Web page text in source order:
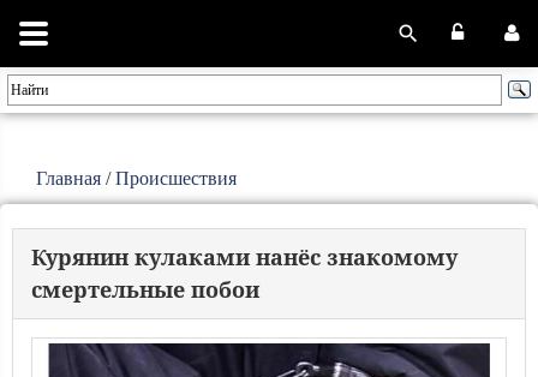
Главная /Происшествия
Курянин кулаками нанёс знакомому
смертельные побои